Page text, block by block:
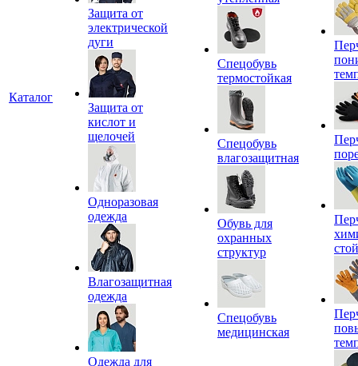
Каталог
Защита от
электрической
дуги
Защита от
кислот и
щелочей
Одноразовая
одежда
Влагозащитная
одежда
Одежда для
Спецобувь
термостойкая
Спецобувь
влагозащитная
Обувь для
охранных
структур
Спецобувь
медицинская